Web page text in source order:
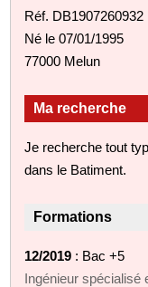
Réf. DB1907260932
Né le 07/01/1995
77000 Melun
Ma recherche
Je recherche tout
dans le Batiment.
Formations
12/2019 : Bac +5
Ingénieur spécialisé